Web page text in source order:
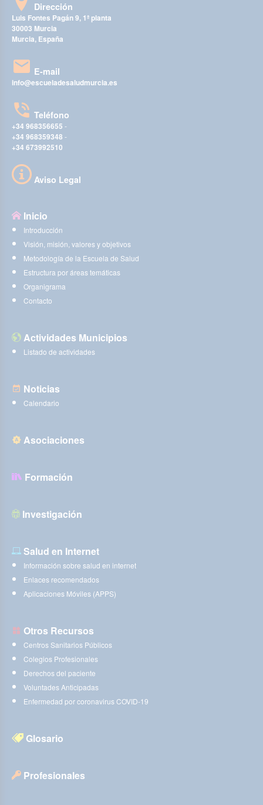
Dirección
Luis Fontes Pagán 9, 1ª planta
30003 Murcia
Murcia, España
E-mail
info@escueladesaludmurcia.es
Teléfono
+34 968356655 -
+34 968359348 -
+34 673992510
Aviso Legal
Inicio
Introducción
Visión, misión, valores y objetivos
Metodología de la Escuela de Salud
Estructura por áreas temáticas
Organigrama
Contacto
Actividades Municipios
Listado de actividades
Noticias
Calendario
Asociaciones
Formación
Investigación
Salud en Internet
Información sobre salud en internet
Enlaces recomendados
Aplicaciones Móviles (APPS)
Otros Recursos
Centros Sanitarios Públicos
Colegios Profesionales
Derechos del paciente
Voluntades Anticipadas
Enfermedad por coronavirus COVID-19
Glosario
Profesionales